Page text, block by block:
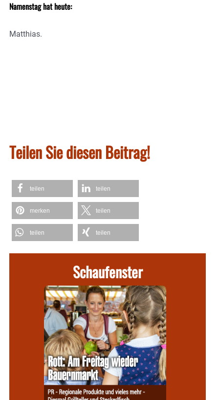
Namenstag hat heute:
Matthias.
Teilen Sie diesen Beitrag!
teilen teilen
merken teilen
teilen teilen
Schaufenster